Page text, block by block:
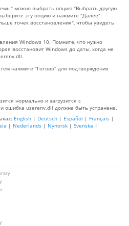
можно выбрать опцию "Выбрать другую
эту опцию и нажмите "Далее".
точек восстановления", чтобы увидеть
Windows 10. Помните, что нужно
восстановит Windows до даты, когда не
нажмите "Готово" для подтверждения
нормально и загрузится с
ошибка userenv.dll должна быть устранена.
English | Deutsch | Español | Français |
| Nederlands | Nynorsk | Svenska |